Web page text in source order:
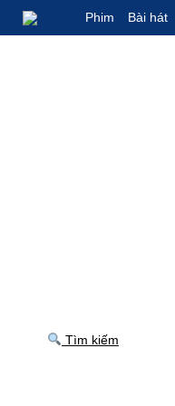
Phim Bài hát
Tìm kiếm